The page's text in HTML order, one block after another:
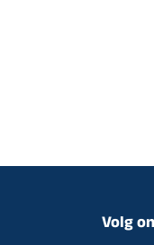
Volg